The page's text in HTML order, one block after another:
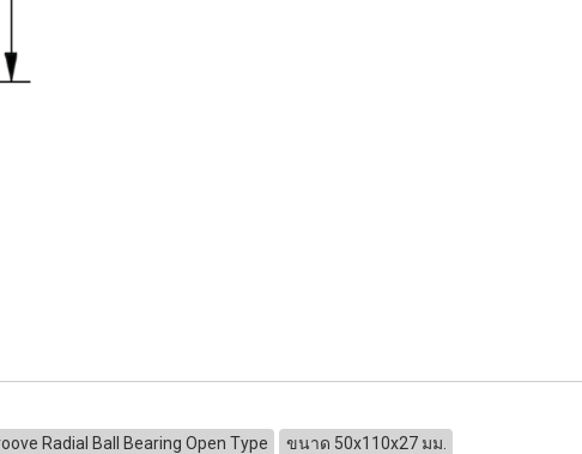
Radial Ball Bearing Open Type ขนาด 50x110x27 มม.